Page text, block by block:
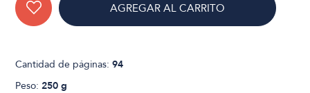
AGREGAR AL CARRITO
Cantidad de páginas:94
Peso:250 g